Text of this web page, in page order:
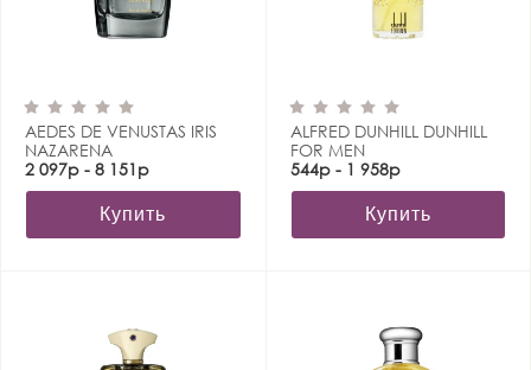
AEDES DE VENUSTAS IRIS
NAZARENA
2 097р - 8 151р
Купить
ALFRED DUNHILL DUNHILL
FOR MEN
544р - 1 958р
Купить